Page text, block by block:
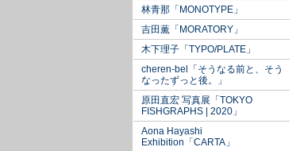
林青那「MONOTYPE」
吉田薫「MORATORY」
木下理子「TYPO/PLATE」
cheren-bel「そうなる前と、そう
なったずっと後。」
原田直宏 写真展「TOKYO
FISHGRAPHS | 2020」
Aona Hayashi
Exhibition「CARTA」